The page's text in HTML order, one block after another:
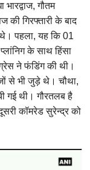
गौतम
की गिरफ्तारी के बाद
पहला, यह कि 01
के साथ हिंसा
ने फंडिंग की थी।
से भी जुड़े थे। चौथा,
गई थी। गौरतलब है
कॉमरेड सुरेन्द्र को